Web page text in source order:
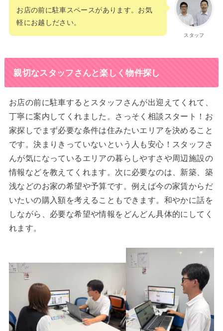
スタッフ
お店の前に駐車スペースがあります。お気
軽にお越しださい。
親切なスタッフさんと楽しく物件探し
お店の前に駐車するとスタッフさんが出迎えてくれて、
丁寧に案内してくれました。さっそく相談スタート！お
家探しでまず必要な条件は住みたいエリアを決めること
です。決まりきっていないという人も安心！スタッフさ
んが気になっているエリアの暮らしやすさや周辺施設の
情報などを教えてくれます。次に必要なのは、新築、築
浅などのお家の希望や予算です。例えば今の家賃からだ
いたいの購入額を考えることもできます。和やかに話を
しながら、必要な希望や情報をどんどん具体的にしてく
れます。